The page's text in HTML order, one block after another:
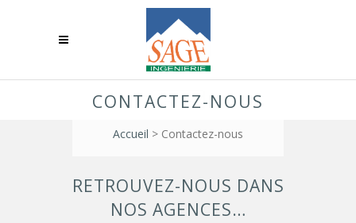
CONTACTEZ-NOUS
Accueil > Contactez-nous
RETROUVEZ-NOUS DANS
NOS AGENCES…